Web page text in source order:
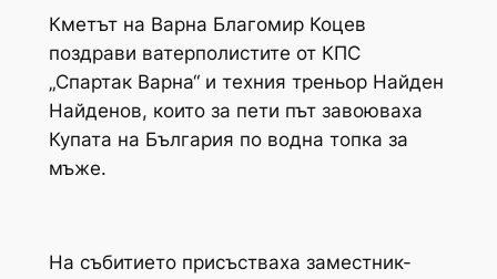
Кметът на Варна Благомир Коцев
поздрави ватерполистите от КПС
„Спартак Варна“ и техния треньор Найден
Найденов, които за пети път завоюваха
Купата на България по водна топка за
мъже.
На събитието присъстваха заместник-